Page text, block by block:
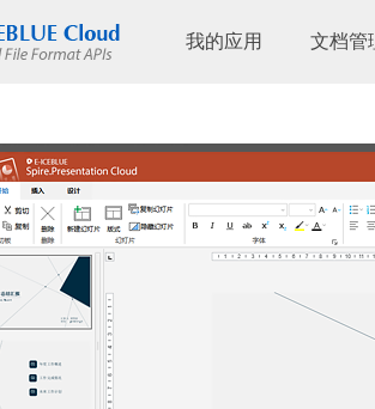
我的应用 文档管